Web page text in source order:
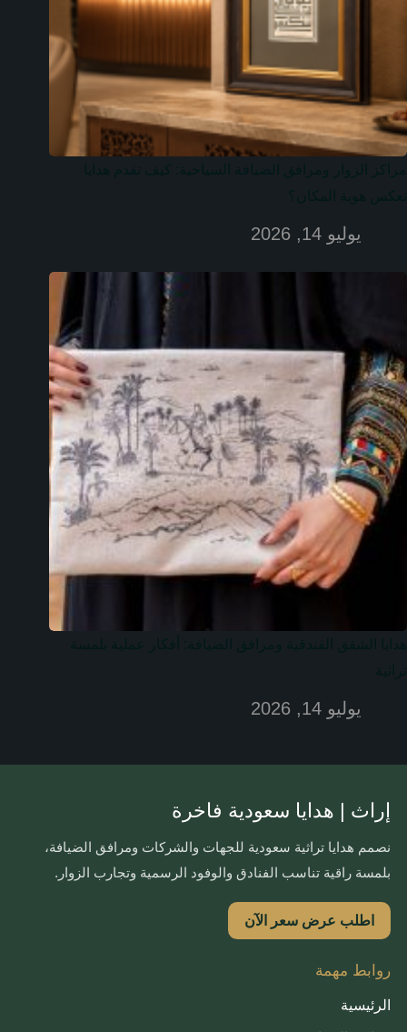
يوليو 14, 2026
يوليو 14, 2026
إراث | هدايا سعودية فاخرة
نصمم هدايا تراثية سعودية للجهات والشركات ومرافق الضيافة،
بلمسة راقية تناسب الفنادق والوفود الرسمية وتجارب الزوار.
اطلب عرض سعر الآن
روابط مهمة
الرئيسية